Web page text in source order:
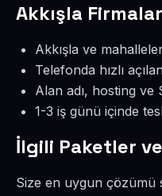
Akkışla
Akkışla ve
Telefonda hızlı
Alan adı, hosting ve
1-3 iş günü içinde
İlgili Paketler
Size en uygun çözümü